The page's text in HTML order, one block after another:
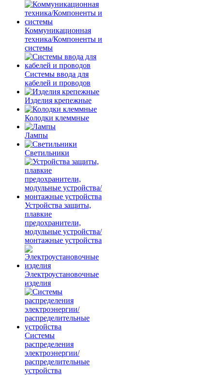
Коммуникационная
техника/Компоненты и
системы
Системы ввода для
кабелей и проводов
Изделия крепежные
Колодки клеммные
Лампы
Светильники
Устройства защиты,
плавкие
предохранители,
модульные устройства/
монтажные устройства
Электроустановочные
изделия
Системы
распределения
электроэнергии/
распределительные
устройства